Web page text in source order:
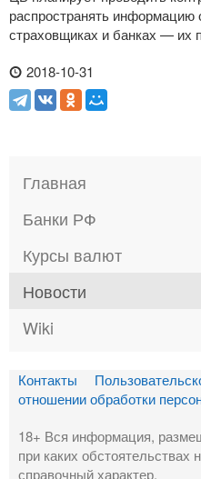
распространять информацию
страховщиках и банках — их
2018-10-31
Главная
Банки РФ
Курсы валют
Новости
Wiki
Контакты
отношении обработки
18+ Вся информация,
при каких обстоятельствах
справочный характер.